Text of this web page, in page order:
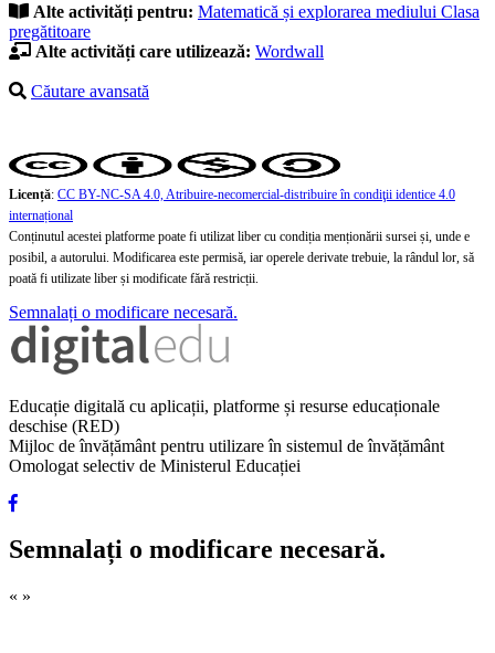
Alte activități pentru: Matematică și explorarea mediului Clasa
pregătitoare
Alte activități care utilizează: Wordwall
Căutare avansată
Licență: CC BY-NC-SA 4.0, Atribuire-necomercial-distribuire în condiţii identice 4.0
internațional
Conținutul acestei platforme poate fi utilizat liber cu condiția menționării sursei și, unde e
posibil, a autorului. Modificarea este permisă, iar operele derivate trebuie, la rândul lor, să
poată fi utilizate liber și modificate fără restricții.
Semnalați o modificare necesară.
Educație digitală cu aplicații, platforme și resurse educaționale
deschise (RED)
Mijloc de învățământ pentru utilizare în sistemul de învățământ
Omologat selectiv de Ministerul Educației
Semnalați o modificare necesară.
« »